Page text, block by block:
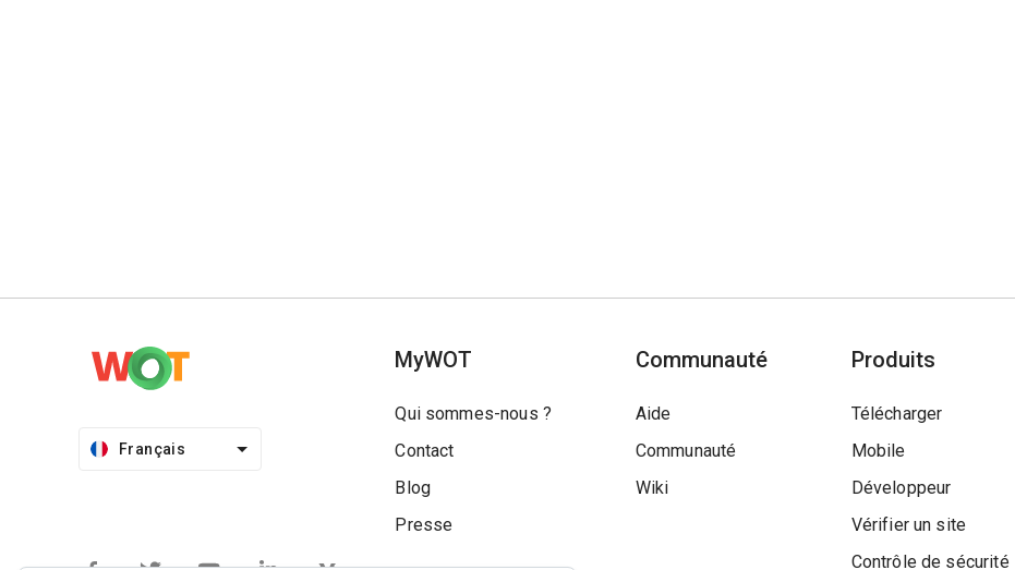
Français
MyWOT
Qui sommes-nous ?
Contact
Blog
Presse
Communauté
Aide
Communauté
Wiki
Produits
Télécharger
Mobile
Développeur
Vérifier un site
Contrôle de sécurité